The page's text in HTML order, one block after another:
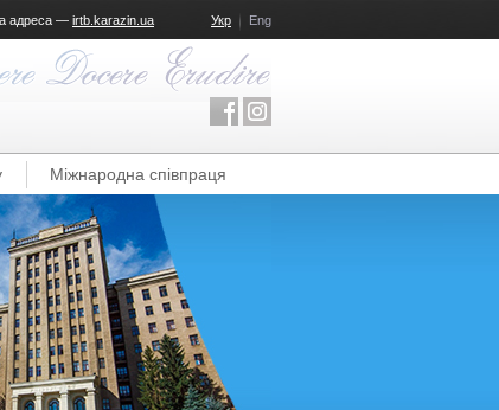
Укр Eng
адреса — irtb.karazin.ua
Міжнародна співпраця